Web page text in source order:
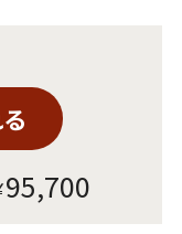
95,700